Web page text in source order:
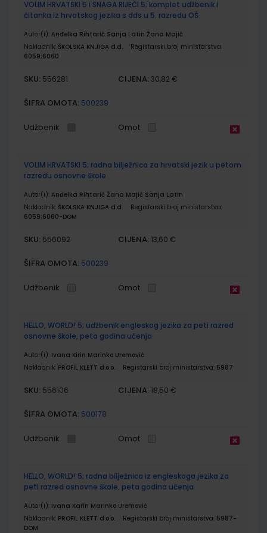
proizvodi
VOLIM HRVATSKI 5 i SNAGA RIJEČI 5; komplet udžbenik i
čitanka iz hrvatskog jezika s dds u 5. razredu OŠ
Autor(i): Anđelka Rihtarić Sanja Latin Žana Majić
Nakladnik: ŠKOLSKA KNJIGA d.d.
Registarski broj ministarstva:
6059;6060
SKU: 556281 CIJENA: 30,82 €
ŠIFRA OMOTA: 500239
Udžbenik Omot
VOLIM HRVATSKI 5; radna bilježnica za hrvatski jezik u petom
razredu osnovne škole
Autor(i): Anđelka Rihtarić Žana Majić Sanja Latin
Nakladnik: ŠKOLSKA KNJIGA d.d.
Registarski broj ministarstva:
6059;6060-DOM
SKU: 556092 CIJENA: 13,60 €
ŠIFRA OMOTA: 500239
Udžbenik Omot
HELLO, WORLD! 5; udžbenik engleskog jezika za peti razred
osnovne škole, peta godina učenja
Autor(i): Ivana Kirin Marinko Uremović
Nakladnik: PROFIL KLETT d.o.o. Registarski broj ministarstva: 5987
SKU: 556106 CIJENA: 18,50 €
ŠIFRA OMOTA: 500178
Udžbenik Omot
HELLO, WORLD! 5; radna bilježnica iz engleskoga jezika za
peti razred osnovne škole, peta godina učenja
Autor(i): Ivana Karin Marinko Uremović
Nakladnik: PROFIL KLETT d.o.o. Registarski broj ministarstva: 5987-
DOM